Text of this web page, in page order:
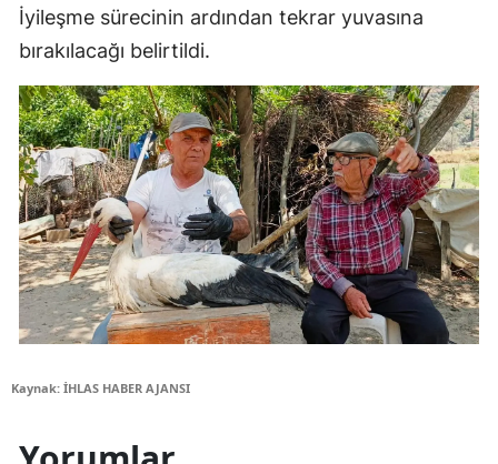
İyileşme sürecinin ardından tekrar yuvasına
bırakılacağı belirtildi.
Kaynak: İHLAS HABER AJANSI